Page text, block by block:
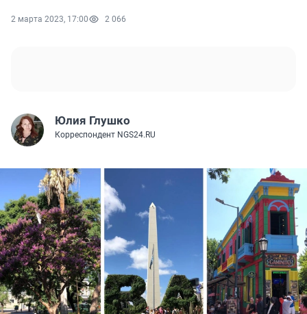
2 марта 2023, 17:00 2 066
Юлия Глушко
Корреспондент NGS24.RU